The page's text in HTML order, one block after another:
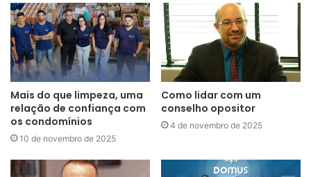
Mais do que limpeza, uma
relação de confiança com
os condomínios
10 de novembro de 2025
Como lidar com um
conselho opositor
4 de novembro de 2025